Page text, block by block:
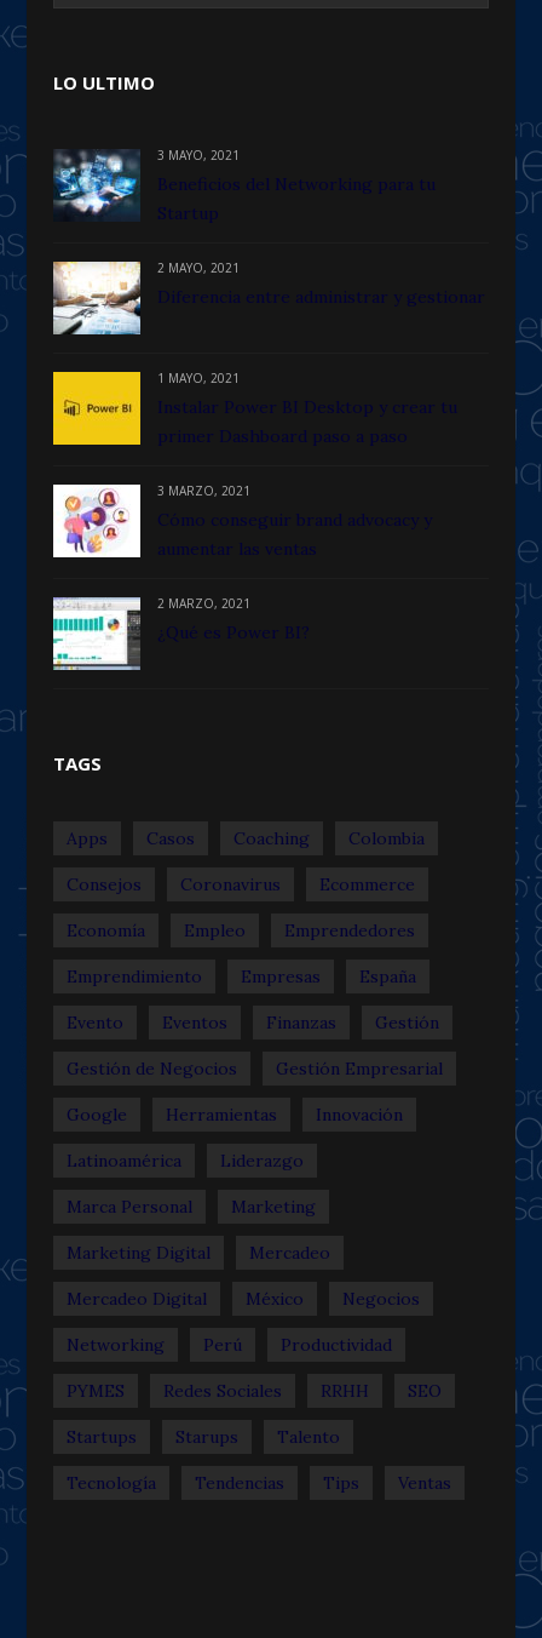
LO ULTIMO
3 MAYO, 2021
Beneficios del Networking para tu
Startup
2 MAYO, 2021
Diferencia entre administrar y gestionar
1 MAYO, 2021
Instalar Power BI Desktop y crear tu
primer Dashboard paso a paso
3 MARZO, 2021
Cómo conseguir brand advocacy y
aumentar las ventas
2 MARZO, 2021
¿Qué es Power BI?
TAGS
Apps Casos Coaching Colombia
Consejos Coronavirus Ecommerce
Economía Empleo Emprendedores
Emprendimiento Empresas España
Evento Eventos Finanzas Gestión
Gestión de Negocios Gestión Empresarial
Google Herramientas Innovación
Latinoamérica Liderazgo
Marca Personal Marketing
Marketing Digital Mercadeo
Mercadeo Digital México Negocios
Networking Perú Productividad
PYMES Redes Sociales RRHH SEO
Startups Starups Talento
Tecnología Tendencias Tips Ventas